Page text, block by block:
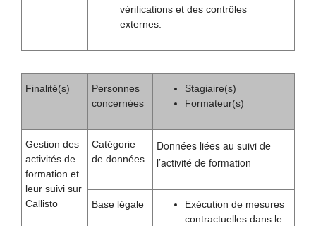
vérifications et des contrôles
externes.
Finalité(s)
Personnes
concernées
Stagiaire(s)
Formateur(s)
Gestion des
activités de
formation et
leur suivi sur
Callisto
Catégorie
de données
Données liées au suivi de
l’activité de formation
Base légale
Exécution de mesures
contractuelles dans le